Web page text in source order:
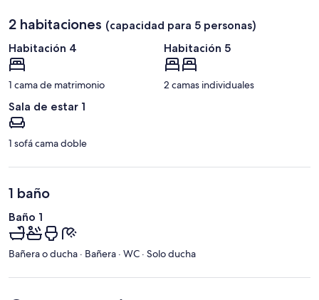
2 habitaciones (capacidad para 5 personas)
Habitación 4
1 cama de matrimonio
Habitación 5
2 camas individuales
Sala de estar 1
1 sofá cama doble
1 baño
Baño 1
Bañera o ducha · Bañera · WC · Solo ducha